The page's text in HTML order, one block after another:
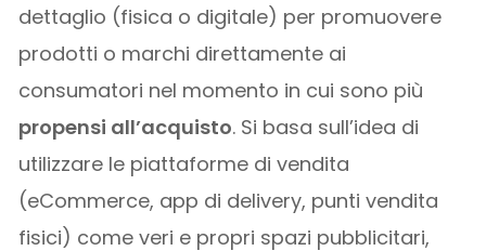
dettaglio (fisica o digitale) per promuovere
prodotti o marchi direttamente ai
consumatori nel momento in cui sono più
propensi all’acquisto. Si basa sull’idea di
utilizzare le piattaforme di vendita
(eCommerce, app di delivery, punti vendita
fisici) come veri e propri spazi pubblicitari,